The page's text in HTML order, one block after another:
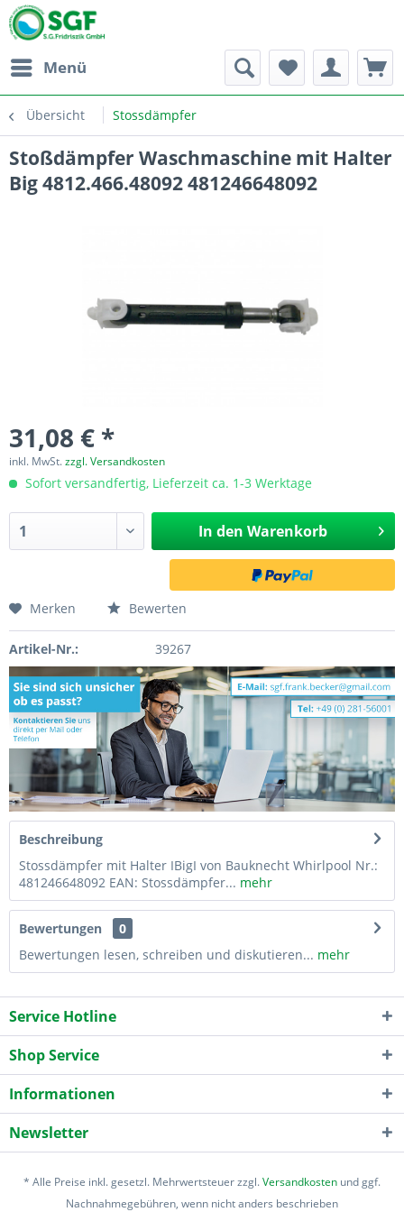
Menü
Übersicht Stossdämpfer
Stoßdämpfer Waschmaschine mit Halter
Big 4812.466.48092 481246648092
31,08 € *
inkl. MwSt.zzgl. Versandkosten
Sofort versandfertig, Lieferzeit ca. 1-3 Werktage
In den Warenkorb
Merken Bewerten
Artikel-Nr.: 39267
Beschreibung
Stossdämpfer mit Halter IBigI von Bauknecht Whirlpool Nr.:
481246648092 EAN: Stossdämpfer... mehr
Bewertungen
0
Bewertungen lesen, schreiben und diskutieren... mehr
Service Hotline
Shop Service
Informationen
Newsletter
* Alle Preise inkl. gesetzl. Mehrwertsteuer zzgl.Versandkosten und ggf.
Nachnahmegebühren, wenn nicht anders beschrieben